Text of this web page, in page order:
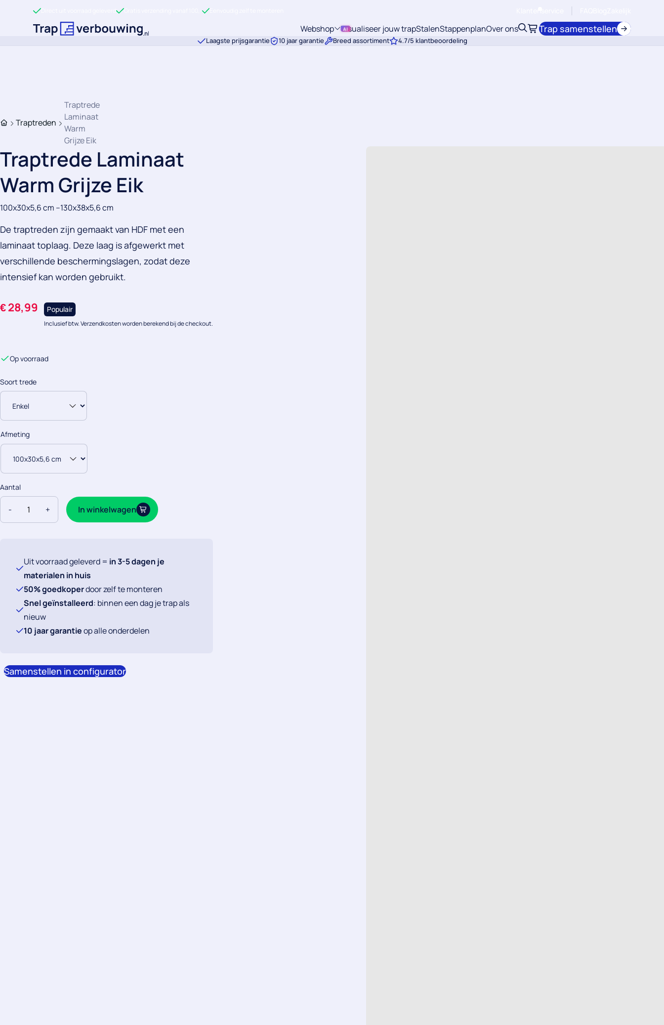
Ga direct naar de inhoud
Terug naar de startpagina Submenu:
Webshop Visualiseer jouw trapStalenStappenplanOver ons Zoeken
Winkelwagen
Trap samenstellen
Direct uit voorraad geleverd Gratis verzending vanaf 100,-
Laagste prijsgarantie 10 jaar garantie Breed assortiment 4.7/5 klantbeoordeling
HomeTraptreden
Traptrede
Laminaat
Warm
Grijze Eik
Traptrede Laminaat
Warm Grijze Eik
100x30x5,6 cm --130x38x5,6 cm
€28,99 Populair
Inclusief btw. Verzendkosten worden berekend bij de checkout.
Op voorraad
Soort trede
De traptreden zijn gemaakt van HDF met een
laminaat toplaag. Deze laag is afgewerkt met
verschillende beschermingslagen, zodat deze
intensief kan worden gebruikt.
Afmeting
Aantal
-
Laminaat
Eik
aantal
+ In winkelwagen
Uit voorraad geleverd = in 3-5 dagen je
materialen in huis
50% goedkoperdoor zelf te monteren
Snel geïnstalleerd: binnen een dag je trap als
nieuw
10 jaar garantieop alle onderdelen
Samenstellen in configurator